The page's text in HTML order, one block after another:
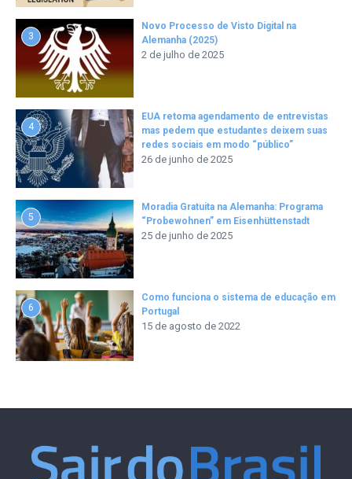
3
Novo Processo de Visto Digital na
Alemanha (2025)
2 de julho de 2025
4
EUA retoma agendamento de entrevistas
mas pedem que estudantes deixem suas
redes sociais em modo “público”
26 de junho de 2025
5
Moradia Gratuita na Alemanha: Programa
“Probewohnen” em Eisenhüttenstadt
25 de junho de 2025
6
Como funciona o sistema de educação em
Portugal
15 de agosto de 2022